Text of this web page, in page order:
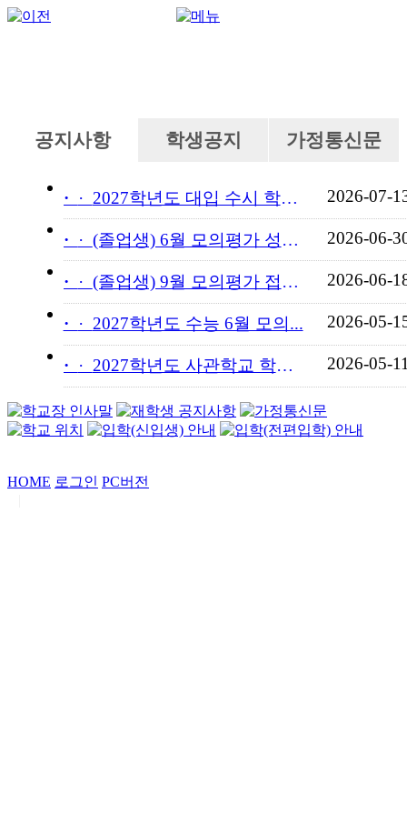
공지사항 학생공지 가정통신문
· 2027학년도 대입 수시 학교... 2026-07-
· (졸업생) 6월 모의평가 성적... 2026-06-
· (졸업생) 9월 모의평가 접수... 2026-06-
· 2027학년도 수능 6월 모의... 2026-05-
· 2027학년도 사관학교 학교장... 2026-05-
HOME 로그인 PC버전